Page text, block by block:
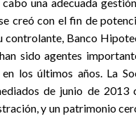
creó con el fin de
controlante, Banco
sido agentes
los últimos años. La
de junio de 2013
y un patrimonio